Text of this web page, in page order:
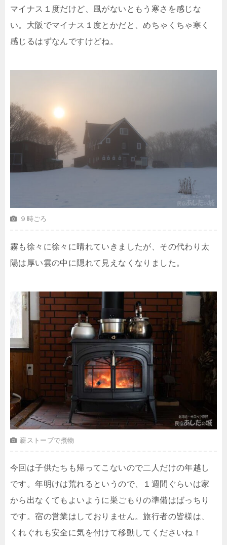
マイナス１度だけど、風がないともう寒さを感じな
い。大阪でマイナス１度とかだと、めちゃくちゃ寒く
感じるはずなんですけどね。
９時ごろ
霧も徐々に徐々に晴れていきましたが、その代わり太
陽は厚い雲の中に隠れて見えなくなりました。
薪ストーブで煮物
今回は子供たちも帰ってこないので二人だけの年越し
です。年明けは荒れるというので、１週間ぐらいは家
から出なくてもよいように巣ごもりの準備はばっちり
です。宿の営業はしておりません。旅行者の皆様は、
くれぐれも安全に気を付けて移動してくださいね！